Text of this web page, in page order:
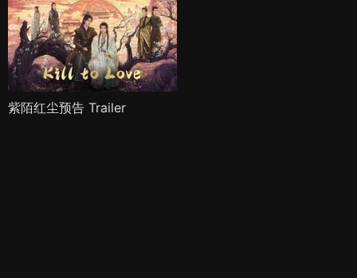
紫陌红尘预告 Trailer